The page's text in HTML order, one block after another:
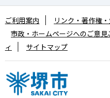
ご利用案内 リンク・著作権
市政・ホームページへのご意見
ィ
サイトマップ